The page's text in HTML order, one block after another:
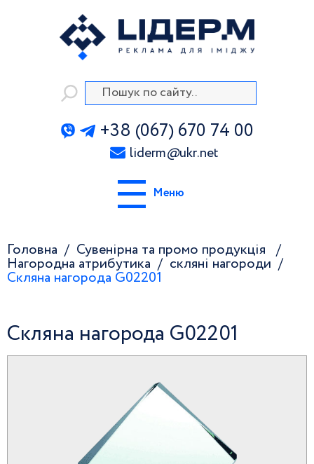
+38 (067) 670 74 00
liderm@ukr.net
Меню
Головна
Сувенірна та промо продукція
Нагородна атрибутика
скляні нагороди
Скляна нагорода G02201
Скляна нагорода G02201